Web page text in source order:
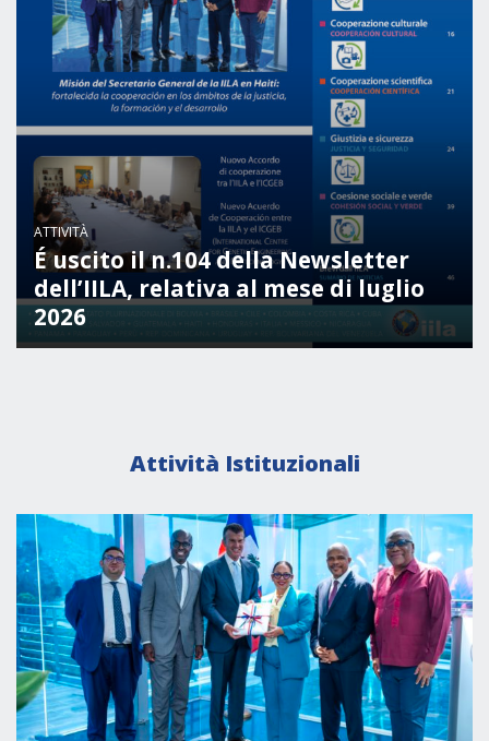
NEWSLETTER
ATTIVITÀ
É uscito il n.104 della Newsletter
dell’IILA, relativa al mese di luglio
2026
Attività Istituzionali